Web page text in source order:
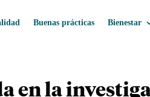
Buenas prácticas Bienestar
en la